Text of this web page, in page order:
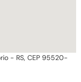
- RS, CEP 95520-